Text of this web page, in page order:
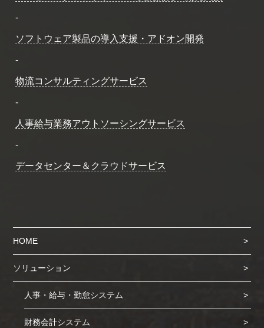
-
ソフトウェア製品の導入支援・アドオン開発
-
物流コンサルティングサービス
-
人事給与業務アウトソーシングサービス
-
データセンター＆クラウドサービス
HOME
ソリューション
人事・給与・勤怠システム
財務会計システム